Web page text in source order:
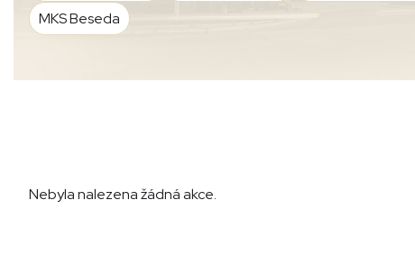
MKS Beseda
Nebyla nalezena žádná akce.